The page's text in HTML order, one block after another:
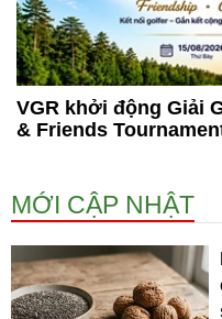
VGR khởi động Giải
& Friends
MỚI CẬP NHẬT